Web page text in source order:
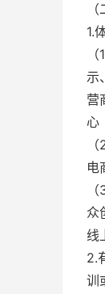
1.
示
营
心
电
众
线
2.
训